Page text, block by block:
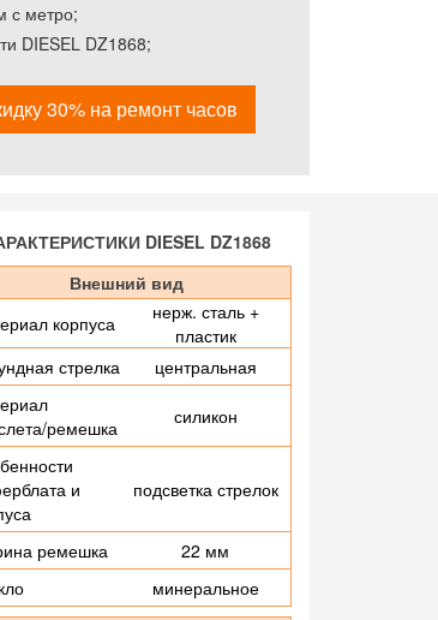
с метро;
DIESEL DZ1868;
30% на ремонт часов
DIESEL DZ1868
Внешний вид
корпуса
нерж. сталь +
пластик
стрелка
центральная
ремешка
силикон
и
подсветка стрелок
ремешка
22 мм
минеральное